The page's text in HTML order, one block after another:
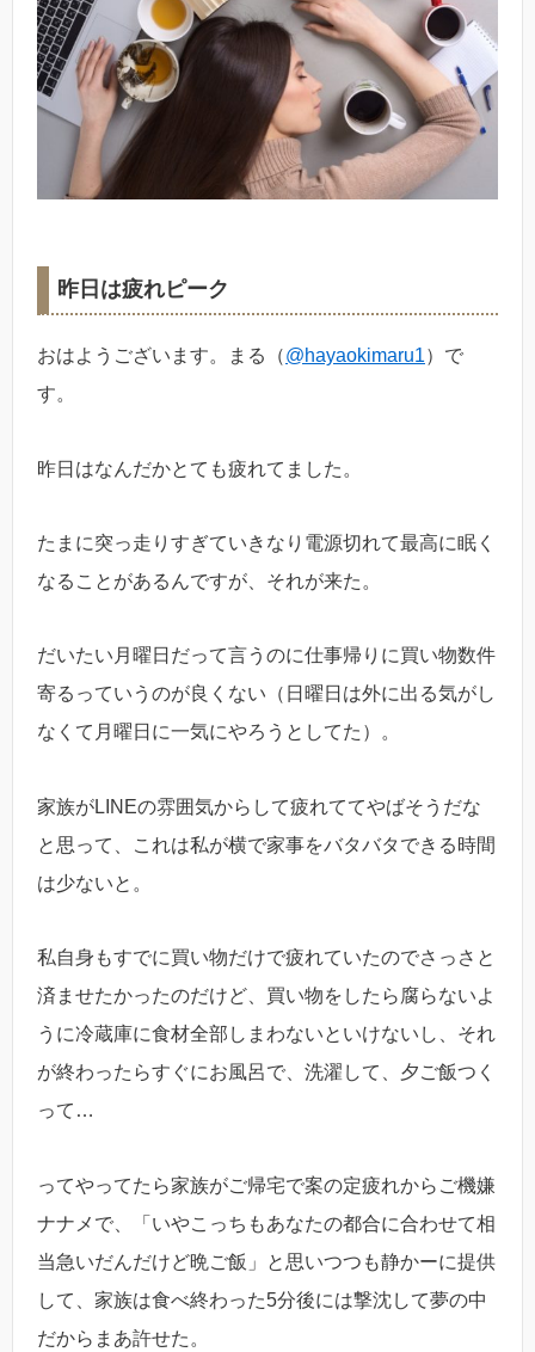
昨日は疲れピーク
おはようございます。まる（@hayaokimaru1）で
す。
昨日はなんだかとても疲れてました。
たまに突っ走りすぎていきなり電源切れて最高に眠く
なることがあるんですが、それが来た。
だいたい月曜日だって言うのに仕事帰りに買い物数件
寄るっていうのが良くない（日曜日は外に出る気がし
なくて月曜日に一気にやろうとしてた）。
家族がLINEの雰囲気からして疲れててやばそうだな
と思って、これは私が横で家事をバタバタできる時間
は少ないと。
私自身もすでに買い物だけで疲れていたのでさっさと
済ませたかったのだけど、買い物をしたら腐らないよ
うに冷蔵庫に食材全部しまわないといけないし、それ
が終わったらすぐにお風呂で、洗濯して、夕ご飯つく
って…
ってやってたら家族がご帰宅で案の定疲れからご機嫌
ナナメで、「いやこっちもあなたの都合に合わせて相
当急いだんだけど晩ご飯」と思いつつも静かーに提供
して、家族は食べ終わった5分後には撃沈して夢の中
だからまあ許せた。